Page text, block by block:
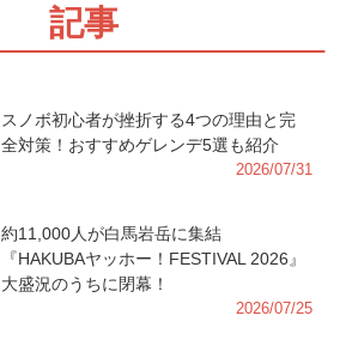
記事
スノボ初心者が挫折する4つの理由と完
全対策！おすすめゲレンデ5選も紹介
2026/07/31
約11,000人が白馬岩岳に集結
『HAKUBAヤッホー！FESTIVAL 2026』
大盛況のうちに閉幕！
2026/07/25